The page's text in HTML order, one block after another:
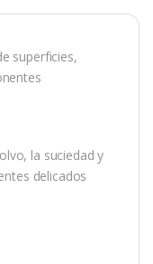
superficies,
la suciedad y
delicados